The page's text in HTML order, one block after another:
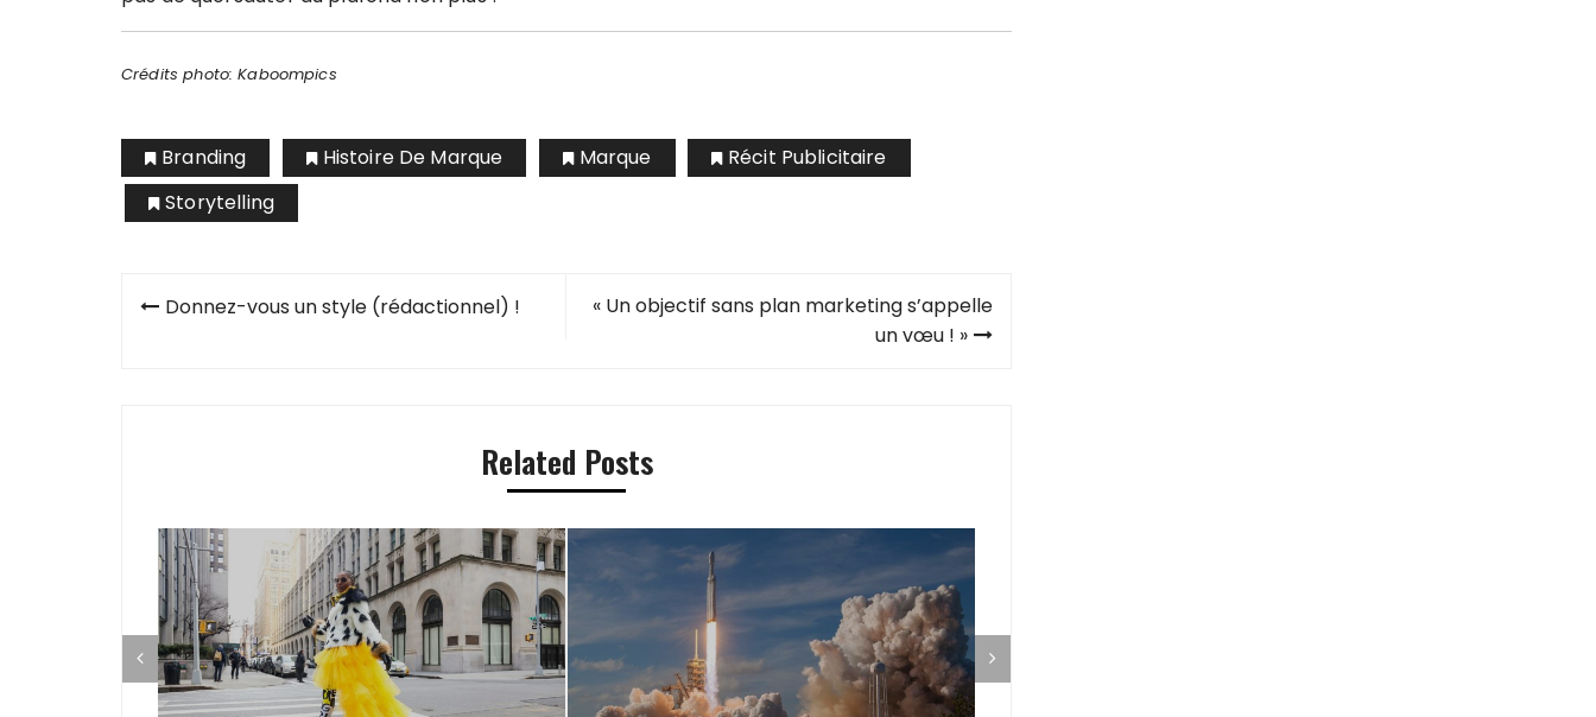
Crédits photo: Kaboompics
Branding Histoire De Marque Marque
Récit Publicitaire
Storytelling
Navigation
Donnez-vous un style (rédactionnel) !
« Un objectif sans plan marketing s’appelle
un vœu ! »
Related Posts